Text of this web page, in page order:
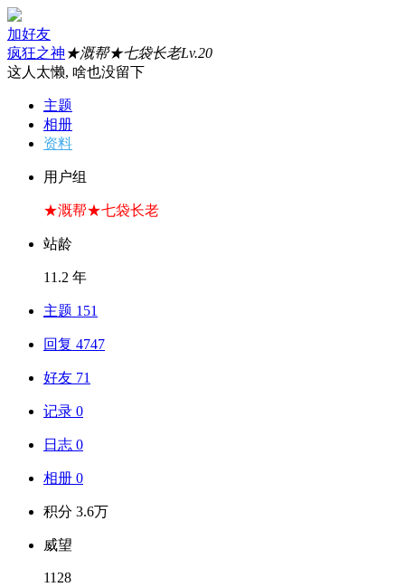
加好友
疯狂之神 ★溉帮★七袋长老Lv.20
这人太懒, 啥也没留下
主题
相册
资料
用户组
★溉帮★七袋长老
站龄
11.2 年
主题 151
回复 4747
好友 71
记录 0
日志 0
相册 0
积分 3.6万
威望
1128